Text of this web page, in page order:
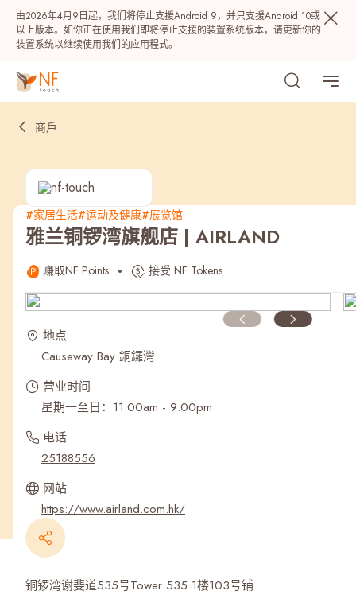
由2026年4月9日起，我们将停止支援Android 9，并只支援Android 10或
以上版本。如你正在使用我们即将停止支援的装置系统版本，请更新你的
装置系统以继续使用我们的应用程式。
热门
最近搜寻纪录
商戶
#家居生活#运动及健康#展览馆
雅兰铜锣湾旗舰店 | AIRLAND
赚取NF Points 接受 NF Tokens
地点
Causeway Bay 銅鑼灣
营业时间
星期一至日：11:00am - 9:00pm
电话
25188556
网站
https://www.airland.com.hk/
铜锣湾谢斐道535号Tower 535 1楼103号铺